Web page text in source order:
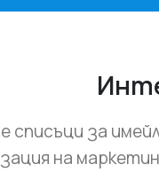
списъци за
на